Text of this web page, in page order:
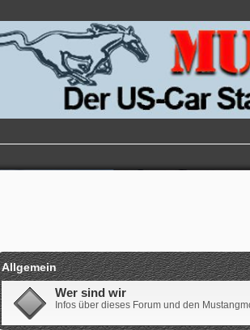
Allgemein
Wer sind wir
Infos über dieses Forum und den